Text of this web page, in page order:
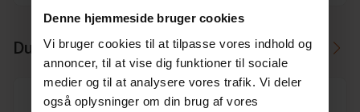
Denne hjemmeside bruger cookies
Vi bruger cookies til at tilpasse vores indhold og
annoncer, til at vise dig funktioner til sociale
medier og til at analysere vores trafik. Vi deler
også oplysninger om din brug af vores
Du skal måske også bruge